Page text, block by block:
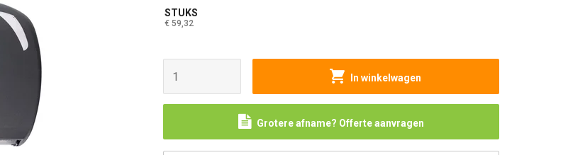
STUKS
€ 59,32
In winkelwagen
Grotere afname? Offerte aanvragen